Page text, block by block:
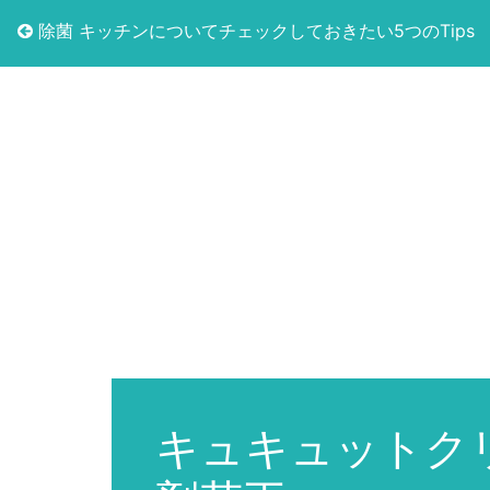
除菌 キッチンについてチェックしておきたい5つのTips
キュキュットク